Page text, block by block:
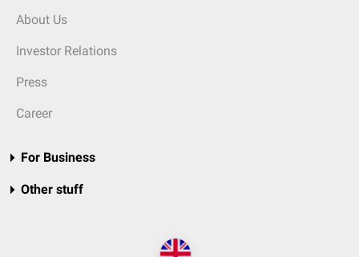
About Us
Investor Relations
Press
Career
For Business
Other stuff